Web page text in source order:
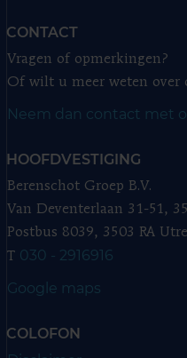
CONTACT
Vragen of opmerkingen?
Of wilt u meer weten over
Neem dan contact met
HOOFDVESTIGING
Berenschot Groep B.V.
Van Deventerlaan 31-51,
Postbus 8039, 3503 RA
T 030 - 2916916
Google maps
COLOFON